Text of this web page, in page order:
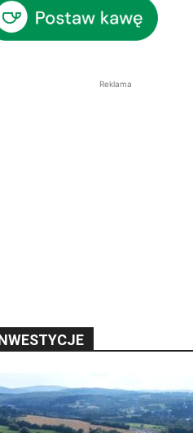
Reklama